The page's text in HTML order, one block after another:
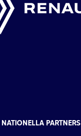
NATIONELLA PARTNERS